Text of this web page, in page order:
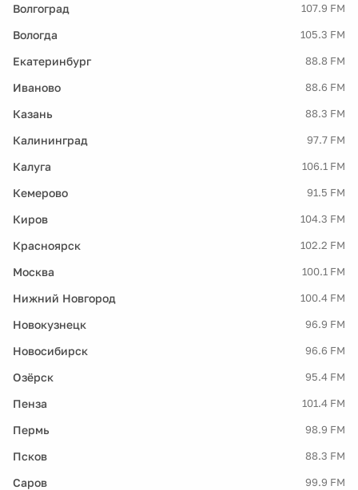
Волгоград 107.9 FM
Вологда 105.3 FM
Екатеринбург 88.8 FM
Иваново 88.6 FM
Казань 88.3 FM
Калининград 97.7 FM
Калуга 106.1 FM
Кемерово 91.5 FM
Киров 104.3 FM
Красноярск 102.2 FM
Москва 100.1 FM
Нижний Новгород 100.4 FM
Новокузнецк 96.9 FM
Новосибирск 96.6 FM
Озёрск 95.4 FM
Пенза 101.4 FM
Пермь 98.9 FM
Псков 88.3 FM
Саров 99.9 FM